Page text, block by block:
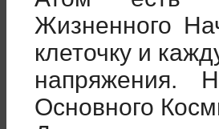
Жизненного
клеточку и
напряжения.
Основного